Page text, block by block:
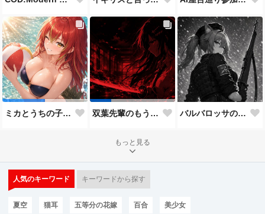
ミカとうちの子8人目 双葉先輩のもう一つの顔３ バルバロッサの狙撃兵（Kar98バージョン）
もっと見る
人気のキーワード キーワードから探す
夏空 猫耳 五等分の花嫁 百合 美少女